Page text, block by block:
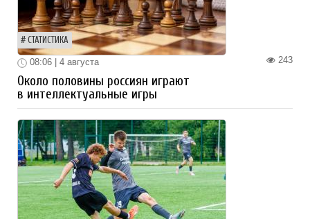
СТАТИСТИКА
243
08:06 | 4 августа
Около половины россиян играют
в интеллектуальные игры